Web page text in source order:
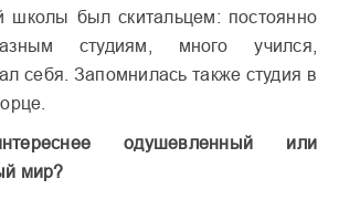
школы был скитальцем: постоянно
студиям, много учился,
себя. Запомнилась также студия в
одушевленный или
мир?